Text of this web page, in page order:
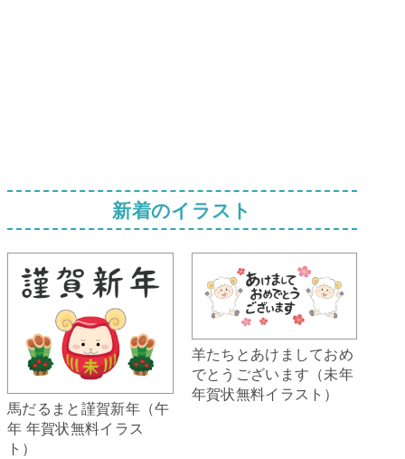
新着のイラスト
馬だるまと謹賀新年（午
年 年賀状無料イラス
ト）
羊たちとあけましておめ
でとうございます（未年
年賀状無料イラスト）